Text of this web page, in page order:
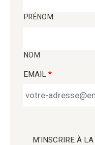
PRÉNOM
NOM
EMAIL *
M'INSCRIRE À